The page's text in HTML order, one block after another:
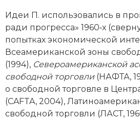
Социально-экономическая
Специальные исторические
СССР
Южная Америка
Идеи П. использовались в
ради прогресса» 1960‑х
попытках экономической
Всеамериканской зоны
(1994), Североамериканской
свободной торговли(НАФТА,
о свободной торговле в
(CAFTA, 2004),
свободной торговли (ЛАСТ,